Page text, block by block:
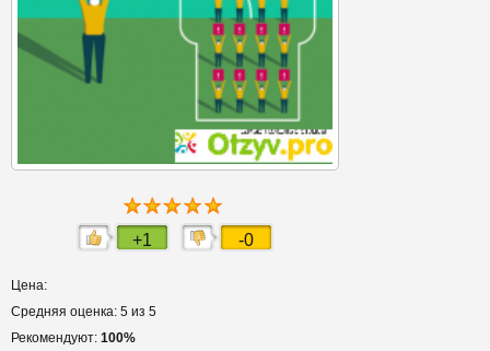
+1 -0
Цена:
Средняя оценка: 5 из 5
Рекомендуют: 100%